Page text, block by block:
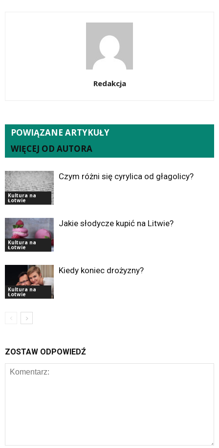
Redakcja
POWIĄZANE ARTYKUŁY
WIĘCEJ OD AUTORA
Kultura na
Łotwie
Czym różni się cyrylica od głagolicy?
Kultura na
Łotwie
Jakie słodycze kupić na Litwie?
Kultura na
Łotwie
Kiedy koniec drożyzny?
ZOSTAW ODPOWIEDŹ